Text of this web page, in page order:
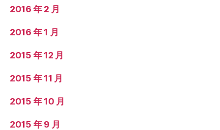
2016 年 2 月
2016 年 1 月
2015 年 12 月
2015 年 11 月
2015 年 10 月
2015 年 9 月